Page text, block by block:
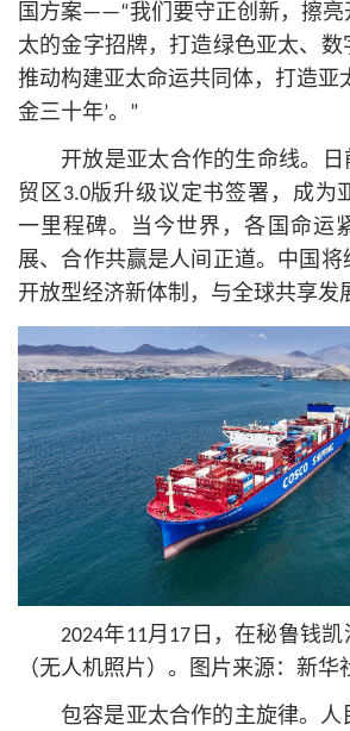
国方案——“我们要守正创新，擦亮
太的金字招牌，打造绿色亚太、数
推动构建亚太命运共同体，打造亚
金三十年’。”
开放是亚太合作的生命线。
贸区3.0版升级议定书签署，成为
一里程碑。当今世界，各国命运
展、合作共赢是人间正道。中国将
开放型经济新体制，与全球共享发
2024年11月17日，在秘鲁钱
（无人机照片）。图片来源：新华
包容是亚太合作的主旋律。人